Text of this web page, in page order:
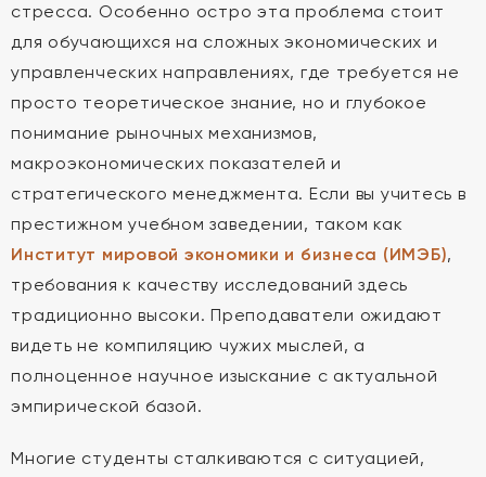
стресса. Особенно остро эта проблема стоит
для обучающихся на сложных экономических и
управленческих направлениях, где требуется не
просто теоретическое знание, но и глубокое
понимание рыночных механизмов,
макроэкономических показателей и
стратегического менеджмента. Если вы учитесь в
престижном учебном заведении, таком как
Институт мировой экономики и бизнеса (ИМЭБ),
требования к качеству исследований здесь
традиционно высоки. Преподаватели ожидают
видеть не компиляцию чужих мыслей, а
полноценное научное изыскание с актуальной
эмпирической базой.
Многие студенты сталкиваются с ситуацией,